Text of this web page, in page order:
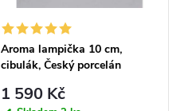
Aroma lampička 10 cm,
cibulák, Český porcelán
1 590 Kč